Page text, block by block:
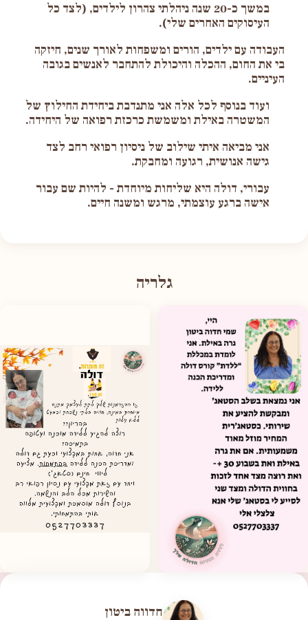
במשך כ-20 שנה ניהלתי צהרון לילדים, (לצד כל
העיסוקים האחרים שלי).
העבודה עם ילדים, הורים ומשפחות לאורך שנים, חיזקה
בי את החום, ההכלה והיכולת להתחבר לאנשים בגובה
העיניים.
ועוד בנוסף לכל אלה אני מתנדבת ביחידת החילוץ של
המשטרה באילת ומשמשת כרכזת רפואה של היחידה.
אני מביאה איתי שילוב של ניסיון רפואי רחב לצד
גישה אנושית, רגועה ומחבקת.
עבורי, דולה היא שליחות מיוחדת - להיות שם עבור
אישה ברגע עוצמתי, מרגש ומשנה חיים.
גלריה
חדווה ביטון